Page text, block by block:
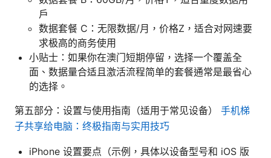
户
数据套餐 C：无限数据/月，价格Z，适合对网速要
求极高的商务使用
小贴士：如果你在澳门短期停留，选择一个覆盖全
面、数据量合适且激活流程简单的套餐通常是最省心
的选择。
第五部分：设置与使用指南（适用于常见设备） 手机梯
子共享给电脑：终极指南与实用技巧
iPhone 设置要点（示例，具体以设备型号和 iOS 版